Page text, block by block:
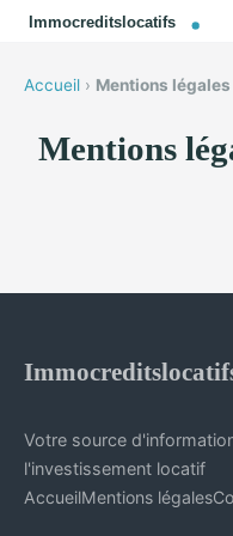
Accueil › Mentions légales
Mentions
Votre source
l'investissement locatif
AccueilMentions légales